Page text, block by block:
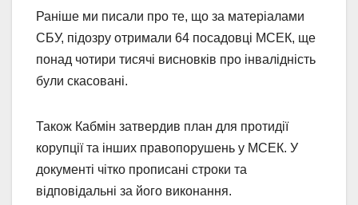
Раніше ми писали про те, що за матеріалами
СБУ, підозру отримали 64 посадовці МСЕК, ще
понад чотири тисячі висновків про інвалідність
були скасовані.
Також Кабмін затвердив план для протидії
корупції та інших правопорушень у МСЕК. У
документі чітко прописані строки та
відповідальні за його виконання.